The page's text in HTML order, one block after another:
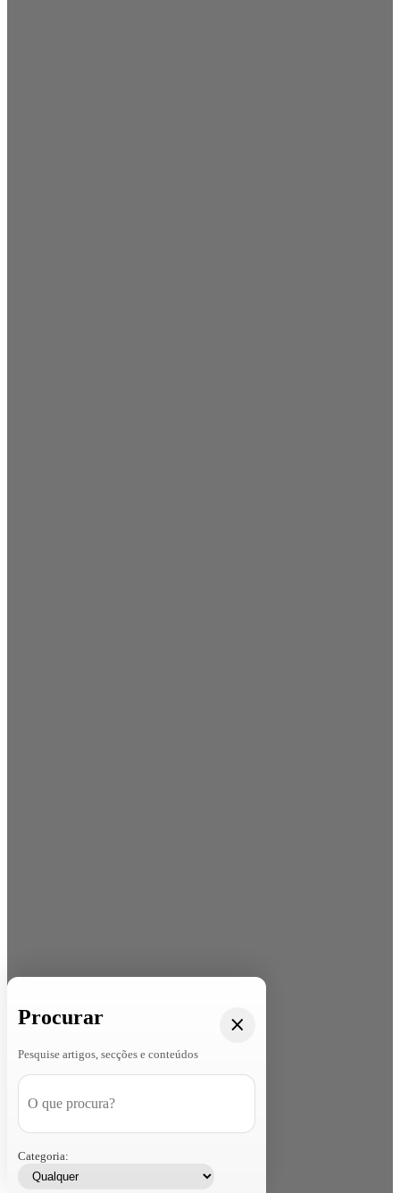
Procurar
Pesquise artigos, secções e conteúdos
Categoria: